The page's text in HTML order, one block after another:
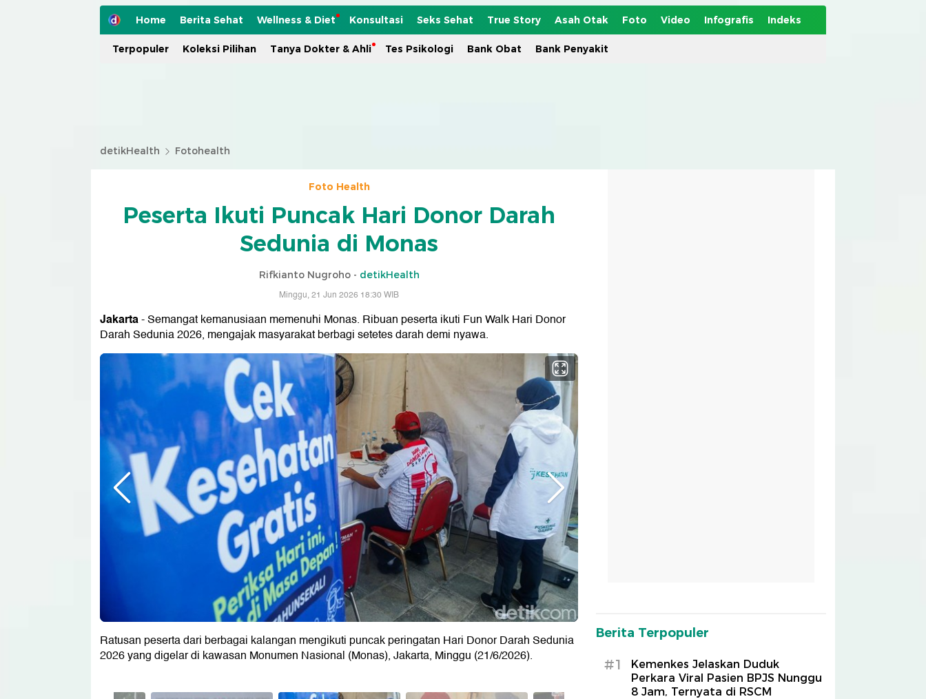
Home Berita Sehat Wellness & Diet Konsultasi Seks Sehat True Story Asah Otak Foto Video Infografis Indeks
Terpopuler Koleksi Pilihan Tanya Dokter & Ahli Tes Psikologi Bank Obat Bank Penyakit
detikHealth Fotohealth
Foto Health
Peserta Ikuti Puncak Hari Donor Darah
Sedunia di Monas
Rifkianto Nugroho - detikHealth
Minggu, 21 Jun 2026 18:30 WIB
Jakarta- Semangat kemanusiaan memenuhi Monas. Ribuan peserta ikuti Fun Walk Hari Donor
Darah Sedunia 2026, mengajak masyarakat berbagi setetes darah demi nyawa.
Ratusan peserta dari berbagai kalangan mengikuti puncak peringatan Hari Donor Darah Sedunia
2026 yang digelar di kawasan Monumen Nasional (Monas), Jakarta, Minggu (21/6/2026).
Berita Terpopuler
#1
Kemenkes Jelaskan Duduk
Perkara Viral Pasien BPJS Nunggu
8 Jam, Ternyata di RSCM